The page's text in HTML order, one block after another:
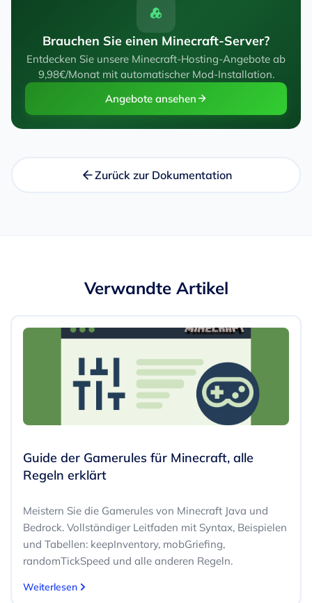
Brauchen Sie einen Minecraft-Server?
Entdecken Sie unsere Minecraft-Hosting-Angebote ab
9,98€/Monat mit automatischer Mod-Installation.
Angebote ansehen
Zurück zur Dokumentation
Verwandte Artikel
Guide der Gamerules für Minecraft, alle
Regeln erklärt
Meistern Sie die Gamerules von Minecraft Java und
Bedrock. Vollständiger Leitfaden mit Syntax, Beispielen
und Tabellen: keepInventory, mobGriefing,
randomTickSpeed und alle anderen Regeln.
Weiterlesen